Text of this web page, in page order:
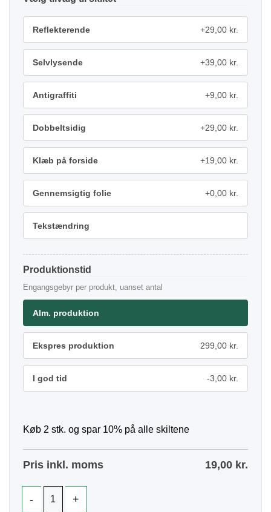
Reflekterende +29,00 kr.
Selvlysende +39,00 kr.
Antigraffiti +9,00 kr.
Dobbeltsidig +29,00 kr.
Klæb på forside +19,00 kr.
Gennemsigtig folie +0,00 kr.
Tekstændring
Produktionstid
Engangsgebyr per produkt, uanset antal
Alm. produktion
Ekspres produktion 299,00 kr.
I god tid -3,00 kr.
Køb 2 stk. og spar 10% på alle skiltene
Pris inkl. moms 19,00 kr.